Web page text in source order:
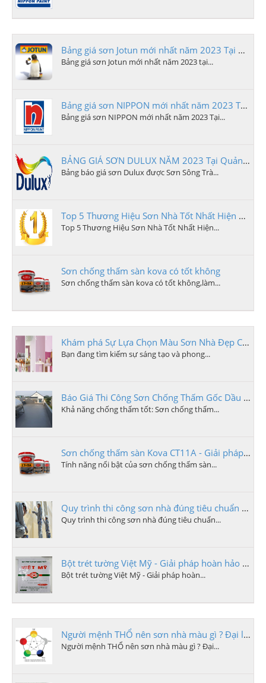
Bảng giá sơn Jotun mới nhất năm 2023 Tại Quảng Ngãi
Bảng giá sơn Jotun mới nhất năm 2023 tại...
Bảng giá sơn NIPPON mới nhất năm 2023 Tại Quảng Ngãi
Bảng giá sơn NIPPON mới nhất năm 2023 Tại...
BẢNG GIÁ SƠN DULUX NĂM 2023 Tại Quảng Ngãi
Bảng báo giá sơn Dulux được Sơn Sông Trà...
Top 5 Thương Hiệu Sơn Nhà Tốt Nhất Hiện Nay
Top 5 Thương Hiệu Sơn Nhà Tốt Nhất Hiện...
Sơn chống thấm sàn kova có tốt không
Sơn chống thấm sàn kova có tốt không,làm...
Khám phá Sự Lựa Chọn Màu Sơn Nhà Đẹp Cho Ngôi Nhà Của Bạn
Bạn đang tìm kiếm sự sáng tạo và phong...
Báo Giá Thi Công Sơn Chống Thấm Gốc Dầu Tại Quảng Ngãi
Khả năng chống thấm tốt: Sơn chống thấm...
Sơn chống thấm sàn Kova CT11A - Giải pháp hoàn hảo cho bề mặt không thấm nước
Tính năng nổi bật của sơn chống thấm sàn...
Quy trình thi công sơn nhà đúng tiêu chuẩn bao gồm các bước sau
Quy trình thi công sơn nhà đúng tiêu chuẩn...
Bột trét tường Việt Mỹ - Giải pháp hoàn hảo cho công trình xây dựng tại Quảng Ngãi
Bột trét tường Việt Mỹ - Giải pháp hoàn...
Người mệnh THỔ nên sơn nhà màu gì ? Đại lý sơn quảng ngãi
Người mệnh THỔ nên sơn nhà màu gì ? Đại...